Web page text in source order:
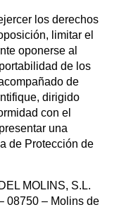
los derechos
limitar el
oponerse al
de los
de
dirigido
con el
una
de Protección de
MOLINS, S.L.
08750 – Molins de